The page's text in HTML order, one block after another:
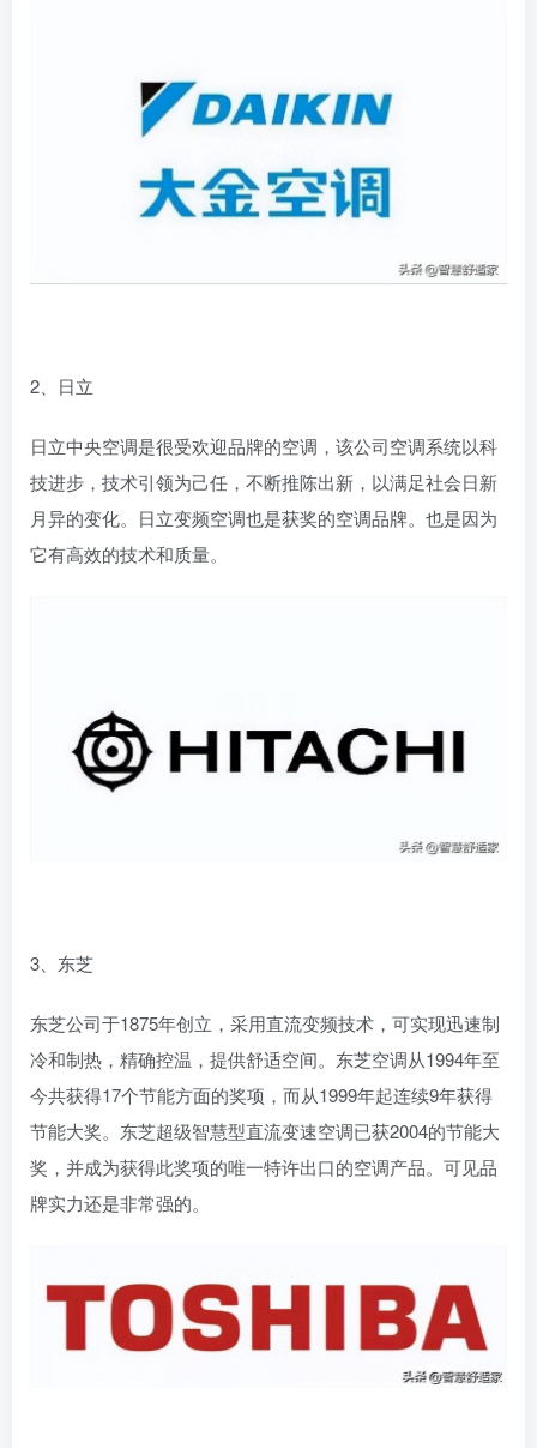
2、日立
日立中央空调是很受欢迎品牌的空调，该公司空调系统以科
技进步，技术引领为己任，不断推陈出新，以满足社会日新
月异的变化。日立变频空调也是获奖的空调品牌。也是因为
它有高效的技术和质量。
3、东芝
东芝公司于1875年创立，采用直流变频技术，可实现迅速制
冷和制热，精确控温，提供舒适空间。东芝空调从1994年至
今共获得17个节能方面的奖项，而从1999年起连续9年获得
节能大奖。东芝超级智慧型直流变速空调已获2004的节能大
奖，并成为获得此奖项的唯一特许出口的空调产品。可见品
牌实力还是非常强的。